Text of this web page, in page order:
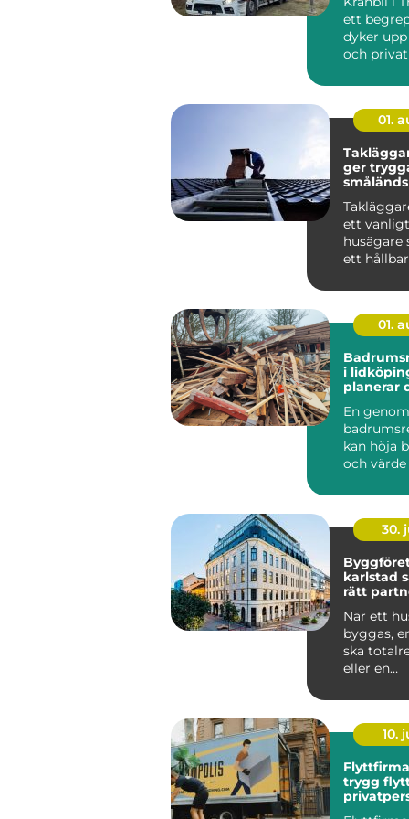
ett
dyker
och
01.
ger
ett
husägare
ett
01.
i lidköping
planerar
En
kan höja
och värde
Samtidigt
30.
karlstad så väljer du
rätt
När ett
byggas,
ska
eller en
planerar
10.
trygg